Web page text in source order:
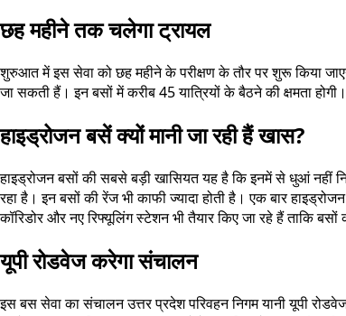
छह महीने तक चलेगा ट्रायल
शुरुआत में इस सेवा को छह महीने के परीक्षण के तौर पर शुरू किया
जा सकती हैं। इन बसों में करीब 45 यात्रियों के बैठने की क्षमता
हाइड्रोजन बसें क्यों मानी जा रही हैं खास?
हाइड्रोजन बसों की सबसे बड़ी खासियत यह है कि इनमें से धुआं नहीं
रहा है। इन बसों की रेंज भी काफी ज्यादा होती है। एक बार
कॉरिडोर और नए रिफ्यूलिंग स्टेशन भी तैयार किए जा रहे हैं ताकि
यूपी रोडवेज करेगा संचालन
इस बस सेवा का संचालन उत्तर प्रदेश परिवहन निगम यानी यूपी